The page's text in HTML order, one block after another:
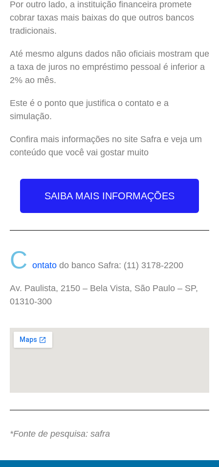
Por outro lado, a instituição financeira promete
cobrar taxas mais baixas do que outros bancos
tradicionais.
Até mesmo alguns dados não oficiais mostram que
a taxa de juros no empréstimo pessoal é inferior a
2% ao mês.
Este é o ponto que justifica o contato e a
simulação.
Confira mais informações no site Safra e veja um
conteúdo que você vai gostar muito
SAIBA MAIS INFORMAÇÕES
C ontato do banco Safra: (11) 3178-2200
Av. Paulista, 2150 – Bela Vista, São Paulo – SP,
01310-300
*Fonte de pesquisa: safra